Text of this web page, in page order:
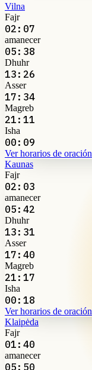
Vilna
Fajr
02:07
amanecer
05:38
Dhuhr
13:26
Asser
17:34
Magreb
21:11
Isha
00:09
Ver horarios de oración
Kaunas
Fajr
02:03
amanecer
05:42
Dhuhr
13:31
Asser
17:40
Magreb
21:17
Isha
00:18
Ver horarios de oración
Klaipėda
Fajr
01:40
amanecer
05:50